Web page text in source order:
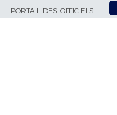
PORTAIL DES OFFICIELS